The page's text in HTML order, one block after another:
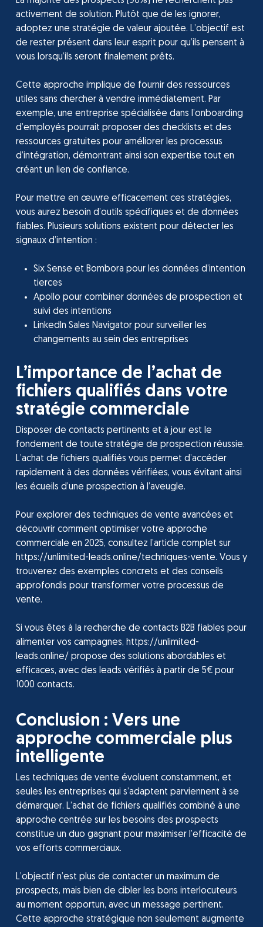
activement de solution. Plutôt que de les ignorer,
adoptez une stratégie de valeur ajoutée. L’objectif est
de rester présent dans leur esprit pour qu’ils pensent à
vous lorsqu’ils seront finalement prêts.
Cette approche implique de fournir des ressources
utiles sans chercher à vendre immédiatement. Par
exemple, une entreprise spécialisée dans l’onboarding
d’employés pourrait proposer des checklists et des
ressources gratuites pour améliorer les processus
d’intégration, démontrant ainsi son expertise tout en
créant un lien de confiance.
Pour mettre en œuvre efficacement ces stratégies,
vous aurez besoin d’outils spécifiques et de données
fiables. Plusieurs solutions existent pour détecter les
signaux d’intention :
Six Sense et Bombora pour les données d’intention
tierces
Apollo pour combiner données de prospection et
suivi des intentions
LinkedIn Sales Navigator pour surveiller les
changements au sein des entreprises
L’importance de l’achat de
fichiers qualifiés dans votre
stratégie commerciale
Disposer de contacts pertinents et à jour est le
fondement de toute stratégie de prospection réussie.
L’achat de fichiers qualifiés vous permet d’accéder
rapidement à des données vérifiées, vous évitant ainsi
les écueils d’une prospection à l’aveugle.
Pour explorer des techniques de vente avancées et
découvrir comment optimiser votre approche
commerciale en 2025, consultez l’article complet sur
https://unlimited-leads.online/techniques-vente. Vous y
trouverez des exemples concrets et des conseils
approfondis pour transformer votre processus de
vente.
Si vous êtes à la recherche de contacts B2B fiables pour
alimenter vos campagnes, https://unlimited-
leads.online/ propose des solutions abordables et
efficaces, avec des leads vérifiés à partir de 5€ pour
1000 contacts.
Conclusion : Vers une
approche commerciale plus
intelligente
Les techniques de vente évoluent constamment, et
seules les entreprises qui s’adaptent parviennent à se
démarquer. L’achat de fichiers qualifiés combiné à une
approche centrée sur les besoins des prospects
constitue un duo gagnant pour maximiser l’efficacité de
vos efforts commerciaux.
L’objectif n’est plus de contacter un maximum de
prospects, mais bien de cibler les bons interlocuteurs
au moment opportun, avec un message pertinent.
Cette approche stratégique non seulement augmente